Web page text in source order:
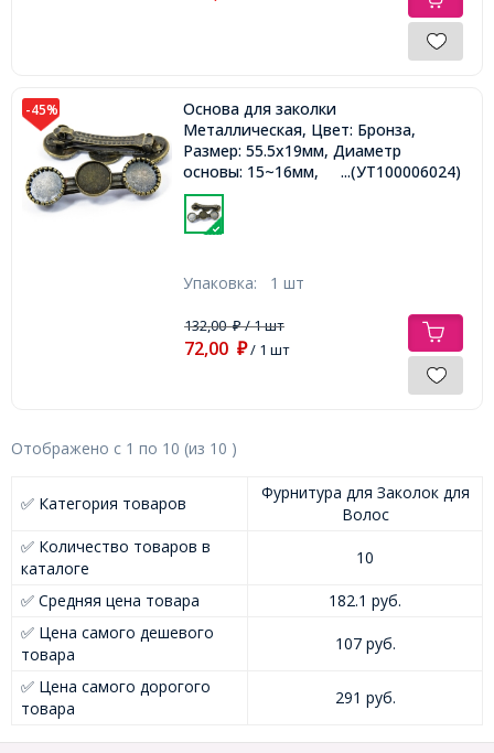
-45%
Основа для заколки
Металлическая, Цвет: Бронза,
Размер: 55.5х19мм, Диаметр
основы: 15~16мм,
...(УТ100006024)
Упаковка: 1 шт
132,00₽/ 1 шт
72,00 ₽/ 1 шт
Отображено с 1 по 10 (из 10 )
✅ Категория товаров
Фурнитура для Заколок для
Волос
✅ Количество товаров в
каталоге
10
✅ Средняя цена товара
182.1 руб.
✅ Цена самого дешевого
товара
107 руб.
✅ Цена самого дорогого
товара
291 руб.